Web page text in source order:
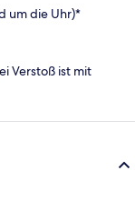
um die Uhr)*
Verstoß ist mit